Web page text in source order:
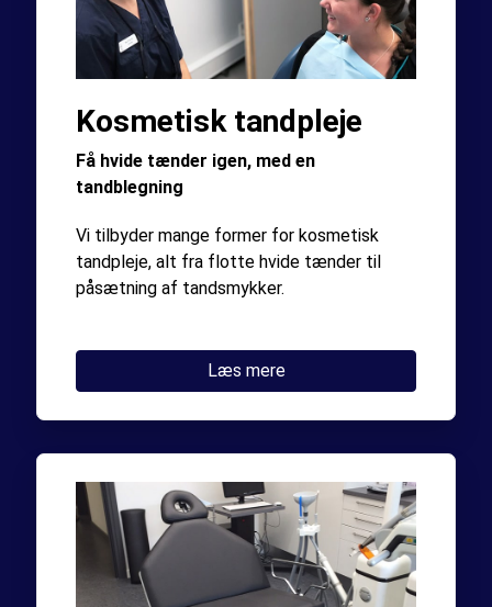
Kosmetisk tandpleje
Få hvide tænder igen, med en
tandblegning
Vi tilbyder mange former for kosmetisk
tandpleje, alt fra flotte hvide tænder til
påsætning af tandsmykker.
Læs mere